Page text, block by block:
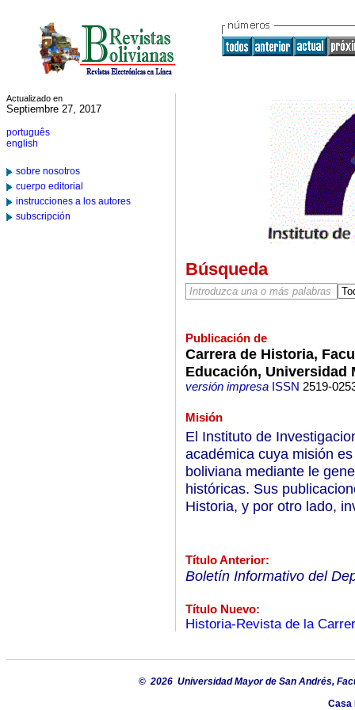
Actualizado en
Septiembre 27, 2017
português
english
sobre nosotros
cuerpo editorial
instrucciones a los autores
subscripción
Búsqueda
Publicación de
Carrera de Historia,
Educación, Universidad
versión impresaISSN 2519-
Misión
El Instituto de
académica cuya misión
boliviana mediante le
históricas. Sus
Historia, y por otro lado,
Título Anterior:
Boletín Informativo del
Título Nuevo:
Historia-Revista de la
©2026 Universidad Mayor de San Andrés,
Casa